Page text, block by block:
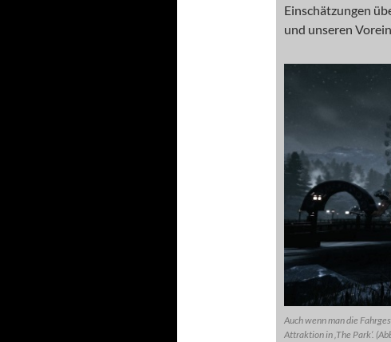
Einschätzungen
und unseren
Auch wenn man die
Attraktion in ‚The Park‘.